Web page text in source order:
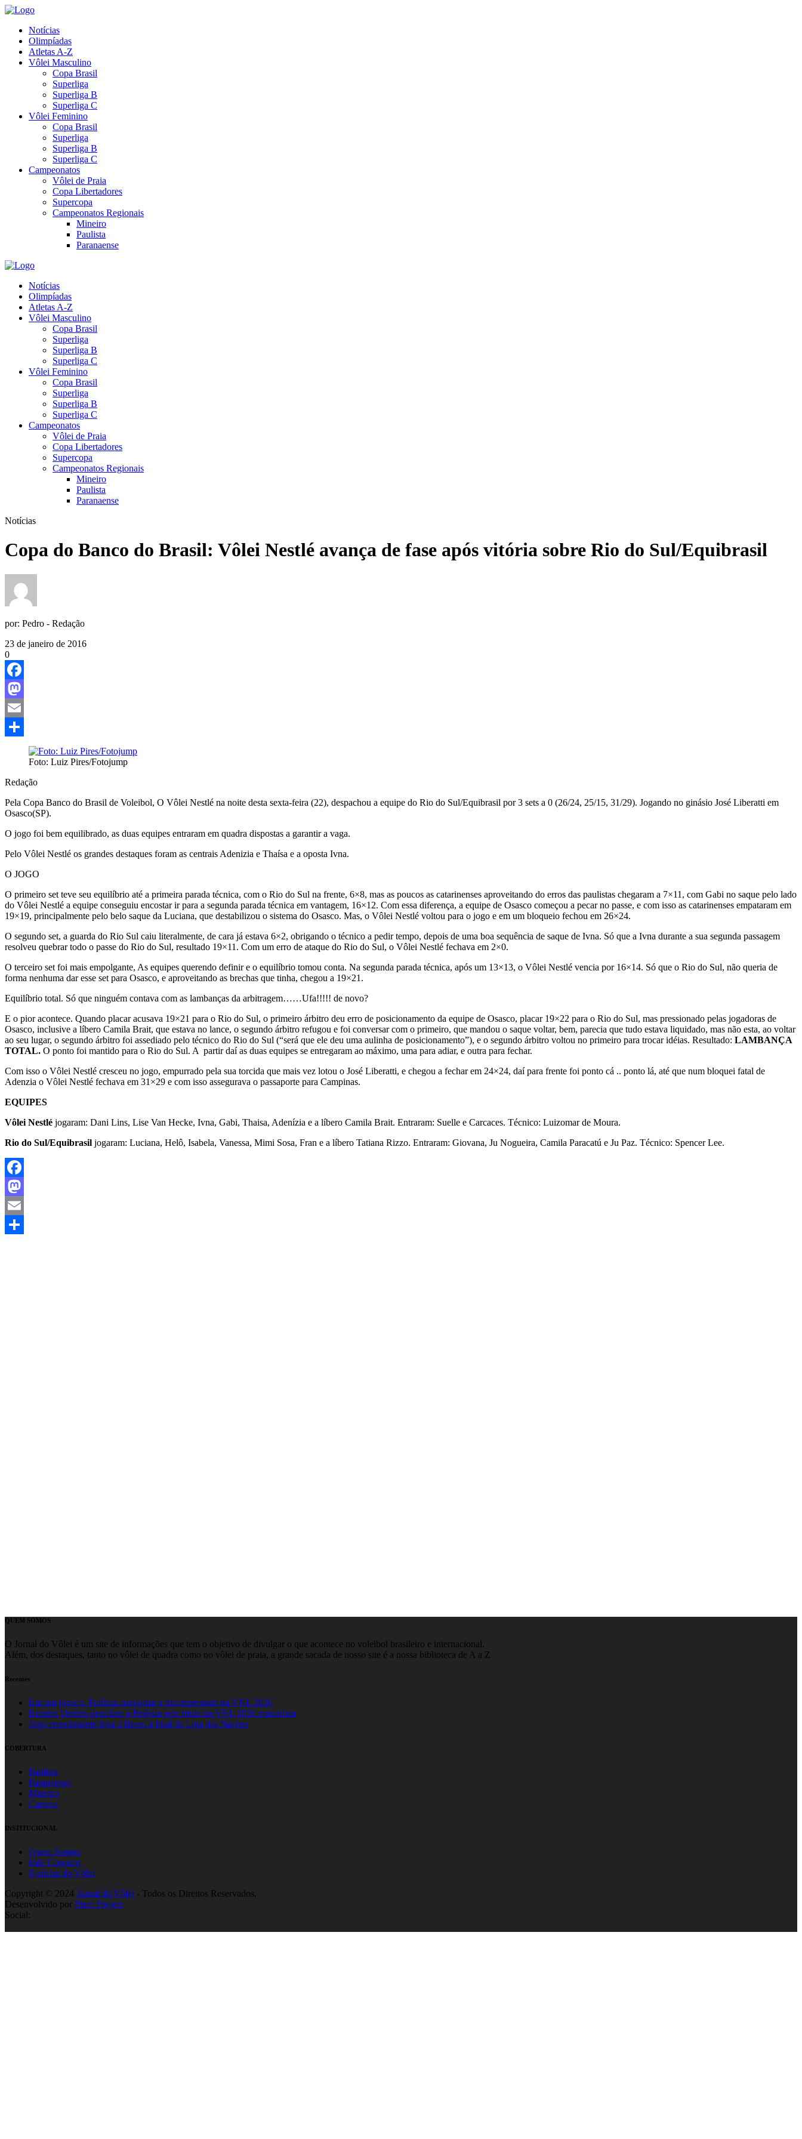
Notícias
Olimpíadas
Atletas A-Z
Vôlei Masculino
Copa Brasil
Superliga
Superliga B
Superliga C
Vôlei Feminino
Copa Brasil
Superliga
Superliga B
Superliga C
Campeonatos
Vôlei de Praia
Copa Libertadores
Supercopa
Campeonatos Regionais
Mineiro
Paulista
Paranaense
Notícias
Olimpíadas
Atletas A-Z
Vôlei Masculino
Copa Brasil
Superliga
Superliga B
Superliga C
Vôlei Feminino
Copa Brasil
Superliga
Superliga B
Superliga C
Campeonatos
Vôlei de Praia
Copa Libertadores
Supercopa
Campeonatos Regionais
Mineiro
Paulista
Paranaense
Notícias
Copa do Banco do Brasil: Vôlei Nestlé avança de fase após vitória sobre Rio do Sul/Equibrasil
por: Pedro - Redação
23 de janeiro de 2016
0
Facebook
Mastodon
Email
Foto: Luiz Pires/Fotojump
Redação
Pela Copa Banco do Brasil de Voleibol, O Vôlei Nestlé na noite desta sexta-feira (22), despachou a equipe do Rio do Sul/Equibrasil por 3 sets a 0 (26/24, 25/15, 31/29). Jogando no ginásio José Liberatti em
Osasco(SP).
O jogo foi bem equilibrado, as duas equipes entraram em quadra dispostas a garantir a vaga.
Pelo Vôlei Nestlé os grandes destaques foram as centrais Adenizia e Thaísa e a oposta Ivna.
O JOGO
O primeiro set teve seu equilíbrio até a primeira parada técnica, com o Rio do Sul na frente, 6×8, mas as poucos as catarinenses aproveitando do erros das paulistas chegaram a 7×11, com Gabi no saque pelo lado
do Vôlei Nestlé a equipe conseguiu encostar ir para a segunda parada técnica em vantagem, 16×12. Com essa diferença, a equipe de Osasco começou a pecar no passe, e com isso as catarinenses empataram em
19×19, principalmente pelo belo saque da Luciana, que destabilizou o sistema do Osasco. Mas, o Vôlei Nestlé voltou para o jogo e em um bloqueio fechou em 26×24.
O segundo set, a guarda do Rio Sul caiu literalmente, de cara já estava 6×2, obrigando o técnico a pedir tempo, depois de uma boa sequência de saque de Ivna. Só que a Ivna durante a sua segunda passagem
resolveu quebrar todo o passe do Rio do Sul, resultado 19×11. Com um erro de ataque do Rio do Sul, o Vôlei Nestlé fechava em 2×0.
O terceiro set foi mais empolgante, As equipes querendo definir e o equilíbrio tomou conta. Na segunda parada técnica, após um 13×13, o Vôlei Nestlé vencia por 16×14. Só que o Rio do Sul, não queria de
forma nenhuma dar esse set para Osasco, e aproveitando as brechas que tinha, chegou a 19×21.
Equilíbrio total. Só que ninguém contava com as lambanças da arbitragem……Ufa!!!!! de novo?
E o pior acontece. Quando placar acusava 19×21 para o Rio do Sul, o primeiro árbitro deu erro de posicionamento da equipe de Osasco, placar 19×22 para o Rio do Sul, mas pressionado pelas jogadoras de
Osasco, inclusive a líbero Camila Brait, que estava no lance, o segundo árbitro refugou e foi conversar com o primeiro, que mandou o saque voltar, bem, parecia que tudo estava liquidado, mas não esta, ao voltar
ao seu lugar, o segundo árbitro foi assediado pelo técnico do Rio do Sul (“será que ele deu uma aulinha de posicionamento”), e o segundo árbitro voltou no primeiro para trocar idéias. Resultado: LAMBANÇA
TOTAL. O ponto foi mantido para o Rio do Sul. A partir daí as duas equipes se entregaram ao máximo, uma para adiar, e outra para fechar.
Com isso o Vôlei Nestlé cresceu no jogo, empurrado pela sua torcida que mais vez lotou o José Liberatti, e chegou a fechar em 24×24, daí para frente foi ponto cá .. ponto lá, até que num bloquei fatal de
Adenzia o Vôlei Nestlé fechava em 31×29 e com isso assegurava o passaporte para Campinas.
EQUIPES
Vôlei Nestlé jogaram: Dani Lins, Lise Van Hecke, Ivna, Gabi, Thaisa, Adenízia e a líbero Camila Brait. Entraram: Suelle e Carcaces. Técnico: Luizomar de Moura.
Rio do Sul/Equibrasil jogaram: Luciana, Helô, Isabela, Vanessa, Mimi Sosa, Fran e a líbero Tatiana Rizzo. Entraram: Giovana, Ju Nogueira, Camila Paracatú e Ju Paz. Técnico: Spencer Lee.
Facebook
Mastodon
Email
QUEM SOMOS
O Jornal do Vôlei é um site de informações que tem o objetivo de divulgar o que acontece no voleibol brasileiro e internacional.
Além, dos destaques, tanto no vôlei de quadra como no vôlei de praia, a grande sacada de nosso site é a nossa biblioteca de A a Z
Recentes
Em um jogaço, Polônia conquista o tricampeonato da VNL 2026
Estados Unidos desafiam a Polônia pelo título da VNL 2026 masculina
Jogo emocionante leva o Brasil à final da Liga das Nações
COBERTURA
Paulista
Paranaense
Mineiro
Carioca
INSTITUCIONAL
Quem Somos
Fale Conosco
Notícias do Vôlei
Copyright © 2024 Jornal do Vôlei - Todos os Direitos Reservados.
Desenvolvido por Pixel Project
Social: